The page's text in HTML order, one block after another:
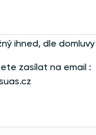
ihned, dle domluvy
zasílat na email :